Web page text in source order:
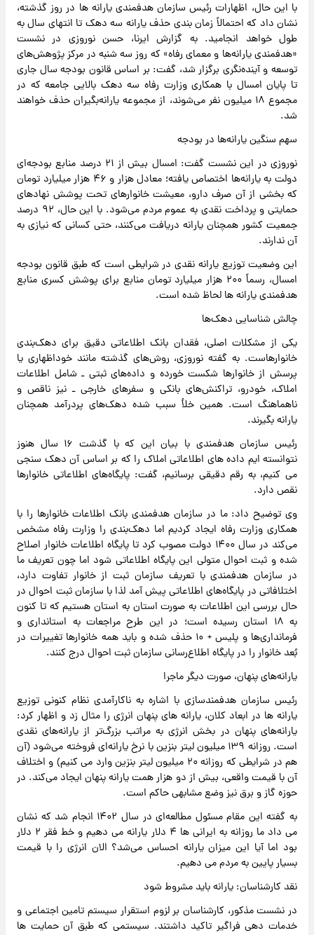
با این حال، اظهارات رئیس سازمان هدفمندی یارانه ها در روز گذشته،
نشان داد که احتمالاً زمان بندی حذف یارانه سه دهک تا انتهای سال به
طول خواهد انجامید. به گزارش ایرنا، حسن نوروزی در نشست
«هدفمندی یارانه‌ها و معمای رفاه» که روز سه شنبه در مرکز پژوهش‌های
توسعه و آینده‌نگری برگزار شد، گفت: بر اساس قانون بودجه سال جاری
تا پایان امسال با همکاری وزارت رفاه سه دهک بالایی جامعه که در
مجموع ۱۸ میلیون نفر می‌شوند، از مجموعه یارانه‌بگیران حذف خواهند
شد.
سهم سنگین یارانه‌ها در بودجه
نوروزی در این نشست گفت: امسال بیش از ۲۱ درصد منابع بودجه‌ای
دولت به یارانه‌ها اختصاص یافته؛ معادل هزار و ۴۶ هزار میلیارد تومان
که بخشی از آن صرف دارو، معیشت خانوارهای تحت پوشش نهادهای
حمایتی و پرداخت نقدی به عموم مردم می‌شود. با این حال، ۹۲ درصد
جمعیت کشور همچنان یارانه دریافت می‌کنند، حتی کسانی که نیازی به
آن ندارند.
این وضعیت توزیع یارانه نقدی در شرایطی است که طبق قانون بودجه
امسال، رسماً ۲۰۰ هزار میلیارد تومان منابع برای پوشش کسری منابع
هدفمندی یارانه ها لحاظ شده است.
چالش شناسایی دهک‌ها
یکی از مشکلات اصلی، فقدان بانک اطلاعاتی دقیق برای دهک‌بندی
خانوارهاست. به گفته نوروزی، روش‌های گذشته مانند خوداظهاری یا
پرسش از خانوارها شکست خورده و داده‌های ثبتی ـ شامل اطلاعات
املاک، خودرو، تراکنش‌های بانکی و سفرهای خارجی ـ نیز ناقص و
ناهماهنگ است. همین خلأ سبب شده دهک‌های پردرآمد همچنان
یارانه بگیرند.
رئیس سازمان هدفمندی با بیان این که با گذشت ۱۶ سال هنوز
نتوانسته ایم داده های اطلاعاتی املاک را که بر اساس آن دهک سنجی
می کنیم، به رقم دقیقی برسانیم، گفت: پایگاه‌های اطلاعاتی خانوارها
نقص دارد.
وی توضیح داد: ما در سازمان هدفمندی بانک اطلاعات خانوارها را با
همکاری وزارت رفاه ایجاد کردیم اما دهک‌بندی را وزارت رفاه مشخص
می‌کند در سال ۱۴۰۰ دولت مصوب کرد تا پایگاه اطلاعات خانوار اصلاح
شده و ثبت احوال متولی این پایگاه اطلاعاتی شود اما چون تعریف ما
در سازمان هدفمندی با تعریف سازمان ثبت از خانوار تفاوت دارد،
اختلافاتی در پایگاه‌های اطلاعاتی پیش آمد لذا با سازمان ثبت احوال در
حال بررسی این اطلاعات به صورت استان به استان هستیم که تا کنون
به ۱۸ استان رسیده است؛ در این طرح مراجعات به استانداری و
فرمانداری‌ها و پلیس + ۱۰ حذف شده و باید همه خانوارها تغییرات در
بُعد خانوار را در پایگاه اطلاع‌رسانی سازمان ثبت احوال درج کنند.
یارانه‌های پنهان، صورت دیگر ماجرا
رئیس سازمان هدفمندسازی با اشاره به ناکارآمدی نظام کنونی توزیع
یارانه ها در ابعاد کلان، یارانه های پنهان انرژی را مثال زد و اظهار کرد:
یارانه‌های پنهان در بخش انرژی به مراتب بزرگ‌تر از یارانه‌های نقدی
است. روزانه ۱۳۹ میلیون لیتر بنزین با نرخ یارانه‌ای فروخته می‌شود (آن
هم در شرایطی که روزانه ۲۰ میلیون لیتر بنزین وارد می کنیم) و اختلاف
آن با قیمت واقعی، بیش از دو هزار همت یارانه پنهان ایجاد می‌کند. در
حوزه گاز و برق نیز وضع مشابهی حاکم است.
به گفته این مقام مسئول مطالعه‌ای در سال ۱۴۰۲ انجام شد که نشان
می داد ما روزانه به ایرانی ها ۴ دلار یارانه می دهیم و خط فقر ۲ دلار
بود اما آیا این میزان یارانه احساس می‌شد؟ الان انرژی را با قیمت
بسیار پایین به مردم می دهیم.
نقد کارشناسان: یارانه باید مشروط شود
در نشست مذکور، کارشناسان بر لزوم استقرار سیستم تامین اجتماعی و
خدمات دهی فراگیر تاکید داشتند. سیستمی که طبق آن حمایت ها